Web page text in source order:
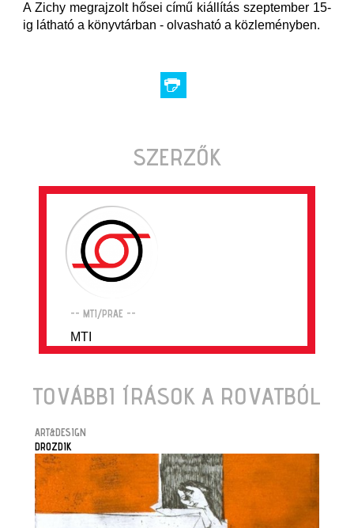
A Zichy megrajzolt hősei című kiállítás szeptember 15-
ig látható a könyvtárban - olvasható a közleményben.
SZERZŐK
-- MTI/PRAE --
MTI
TOVÁBBI ÍRÁSOK A ROVATBÓL
ART&DESIGN
DROZDIK